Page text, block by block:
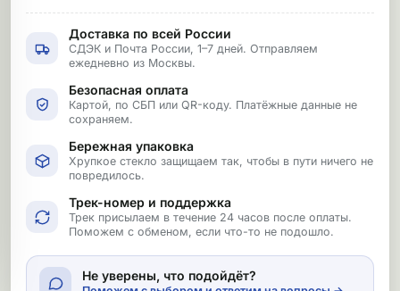
Доставка по всей России
СДЭК и Почта России, 1–7 дней. Отправляем
ежедневно из Москвы.
Безопасная оплата
Картой, по СБП или QR-коду. Платёжные данные не
сохраняем.
Бережная упаковка
Хрупкое стекло защищаем так, чтобы в пути ничего не
повредилось.
Трек-номер и поддержка
Трек присылаем в течение 24 часов после оплаты.
Поможем с обменом, если что-то не подошло.
Не уверены, что подойдёт?